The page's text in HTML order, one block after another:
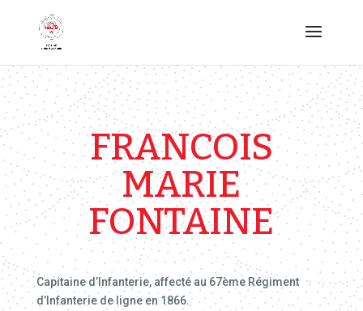
FRANCOIS
MARIE
FONTAINE
Capitaine d’Infanterie, affecté au 67ème Régiment
d’Infanterie de ligne en 1866.